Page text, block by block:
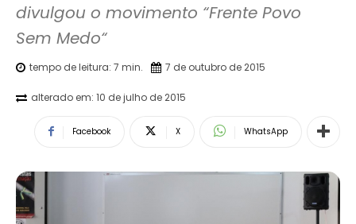
divulgou o movimento “Frente Povo
Sem Medo“
tempo de leitura: 7 min. 7 de outubro de 2015
alterado em: 10 de julho de 2015
Facebook X WhatsApp